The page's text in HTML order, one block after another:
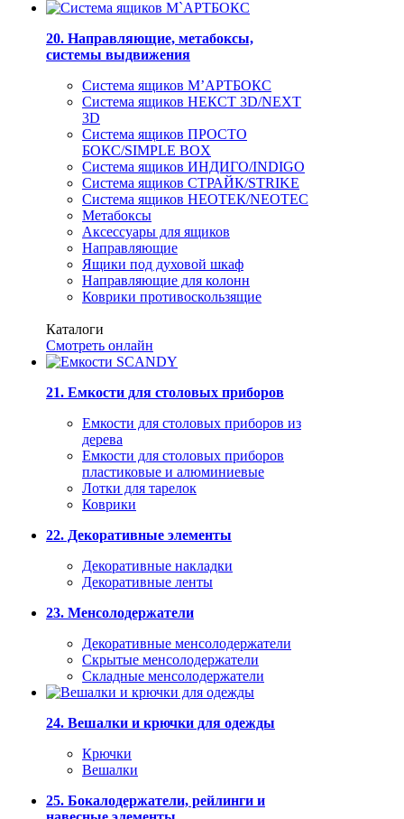
20. Направляющие, метабоксы,
системы выдвижения
Система ящиков М’АРТБОКС
Система ящиков НЕКСТ 3D/NEXT
3D
Система ящиков ПРОСТО
БОКС/SIMPLE BOX
Система ящиков ИНДИГО/INDIGO
Система ящиков СТРАЙК/STRIKE
Система ящиков НЕОТЕК/NEOTEC
Метабоксы
Аксессуары для ящиков
Направляющие
Ящики под духовой шкаф
Направляющие для колонн
Коврики противоскользящие
Каталоги
Смотреть онлайн
21. Емкости для столовых приборов
Емкости для столовых приборов из
дерева
Емкости для столовых приборов
пластиковые и алюминиевые
Лотки для тарелок
Коврики
22. Декоративные элементы
Декоративные накладки
Декоративные ленты
23. Менсолодержатели
Декоративные менсолодержатели
Скрытые менсолодержатели
Складные менсолодержатели
24. Вешалки и крючки для одежды
Крючки
Вешалки
25. Бокалодержатели, рейлинги и